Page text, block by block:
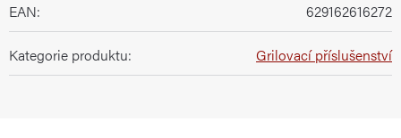
EAN: 629162616272
Kategorie produktu: Grilovací příslušenství